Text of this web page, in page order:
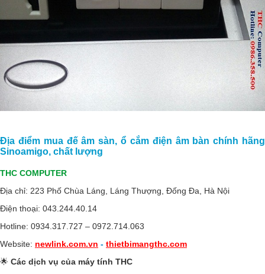
Địa điểm mua đế âm sàn, ổ cắm điện âm bàn chính hãng
Sinoamigo, chất lượng
THC COMPUTER
Địa chỉ: 223 Phố Chùa Láng, Láng Thượng, Đống Đa, Hà Nội
Điện thoại: 043.244.40.14
Hotline: 0934.317.727 – 0972.714.063
Website: newlink.com.vn - thietbimangthc.com
🌟 Các dịch vụ của máy tính THC